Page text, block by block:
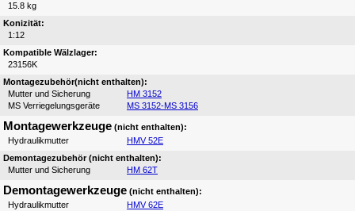
15.8 kg
Konizität:
1:12
Kompatible Wälzlager:
23156K
Montagezubehör(nicht enthalten):
Mutter und Sicherung
HM 3152
MS Verriegelungsgeräte
MS 3152-MS 3156
Montagewerkzeuge (nicht enthalten):
Hydraulikmutter
HMV 52E
Demontagezubehör (nicht enthalten):
Mutter und Sicherung
HM 62T
Demontagewerkzeuge (nicht enthalten):
Hydraulikmutter
HMV 62E